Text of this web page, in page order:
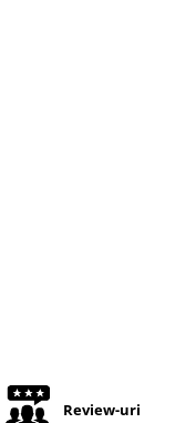
Review-uri